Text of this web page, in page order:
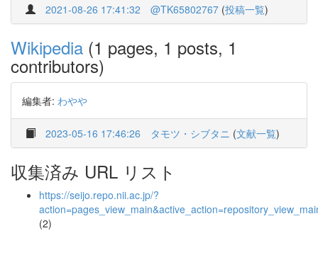
2021-08-26 17:41:32 @TK65802767 (投稿一覧)
Wikipedia (1 pages, 1 posts, 1
contributors)
編集者: わやや
2023-05-16 17:46:26 タモツ・シブタニ (文献一覧)
収集済み URL リスト
https://seijo.repo.nii.ac.jp/?
(2)